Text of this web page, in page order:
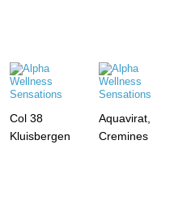
Col 38
Kluisbergen
Aquavirat,
Cremines